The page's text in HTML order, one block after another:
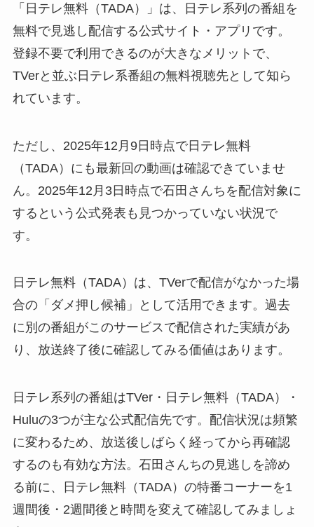
「日テレ無料（TADA）」は、日テレ系列の番組を
無料で見逃し配信する公式サイト・アプリです。
登録不要で利用できるのが大きなメリットで、
TVerと並ぶ日テレ系番組の無料視聴先として知ら
れています。
ただし、2025年12月9日時点で日テレ無料
（TADA）にも最新回の動画は確認できていませ
ん。2025年12月3日時点で石田さんちを配信対象に
するという公式発表も見つかっていない状況で
す。
日テレ無料（TADA）は、TVerで配信がなかった場
合の「ダメ押し候補」として活用できます。過去
に別の番組がこのサービスで配信された実績があ
り、放送終了後に確認してみる価値はあります。
日テレ系列の番組はTVer・日テレ無料（TADA）・
Huluの3つが主な公式配信先です。配信状況は頻繁
に変わるため、放送後しばらく経ってから再確認
するのも有効な方法。石田さんちの見逃しを諦め
る前に、日テレ無料（TADA）の特番コーナーを1
週間後・2週間後と時間を変えて確認してみましょ